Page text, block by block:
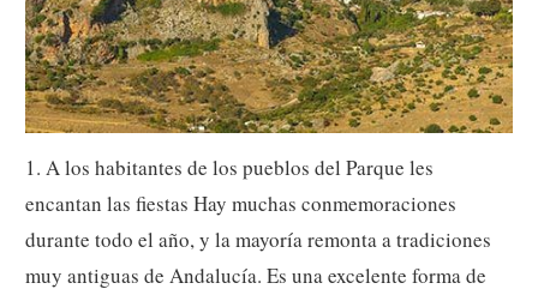
1. A los habitantes de los pueblos del Parque les
encantan las fiestas Hay muchas conmemoraciones
durante todo el año, y la mayoría remonta a tradiciones
muy antiguas de Andalucía. Es una excelente forma de